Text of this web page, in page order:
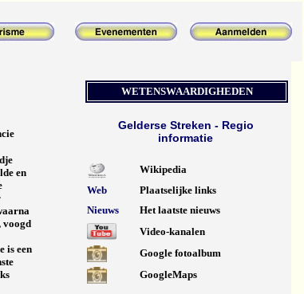
en
voogd
is een
WETENSWAARDIGHEDEN
Gelderse Streken - Regio
informatie
Wikipedia
Web
Plaatselijke links
Nieuws
Het laatste nieuws
Video-kanalen
Google fotoalbum
GoogleMaps